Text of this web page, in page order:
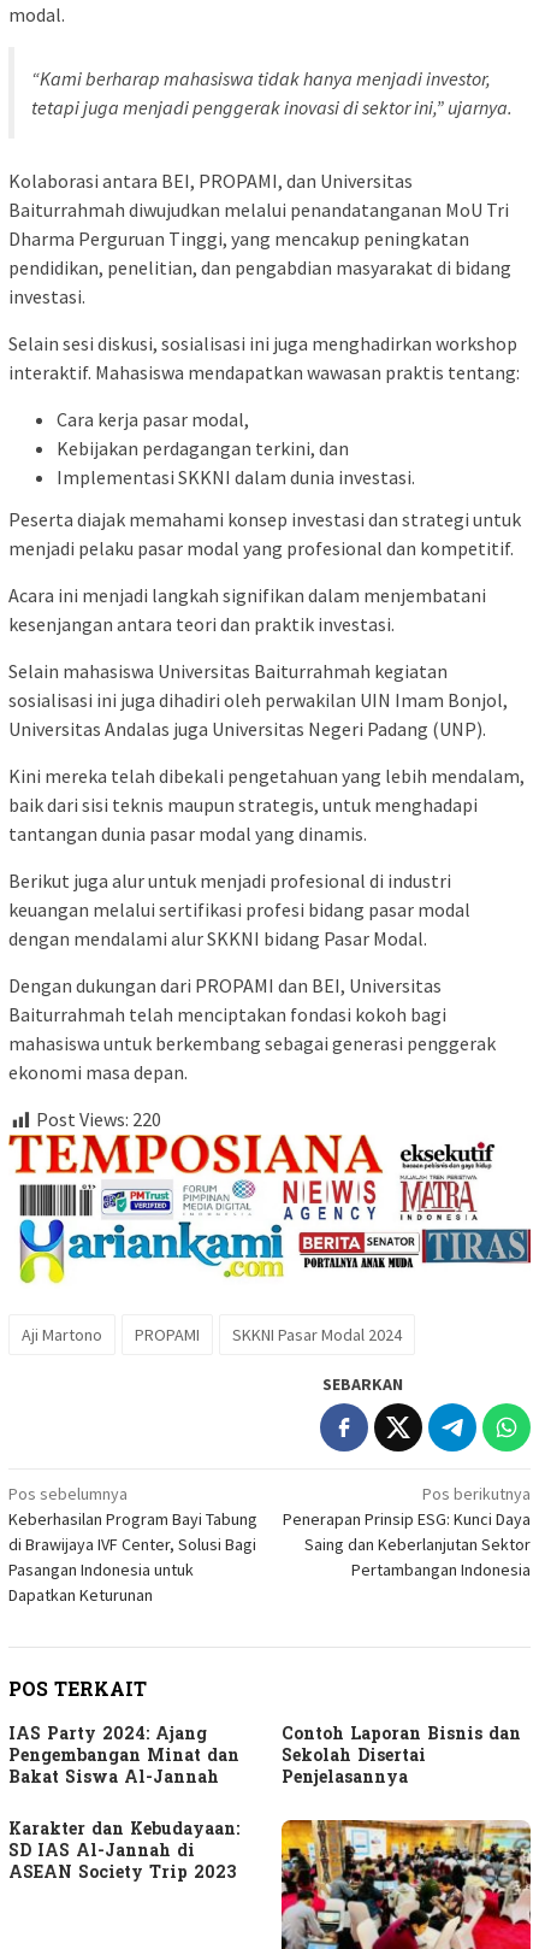
modal.
“Kami berharap mahasiswa tidak hanya menjadi investor,
tetapi juga menjadi penggerak inovasi di sektor ini,” ujarnya.
Kolaborasi antara BEI, PROPAMI, dan Universitas
Baiturrahmah diwujudkan melalui penandatanganan MoU Tri
Dharma Perguruan Tinggi, yang mencakup peningkatan
pendidikan, penelitian, dan pengabdian masyarakat di bidang
investasi.
Selain sesi diskusi, sosialisasi ini juga menghadirkan workshop
interaktif. Mahasiswa mendapatkan wawasan praktis tentang:
Cara kerja pasar modal,
Kebijakan perdagangan terkini, dan
Implementasi SKKNI dalam dunia investasi.
Peserta diajak memahami konsep investasi dan strategi untuk
menjadi pelaku pasar modal yang profesional dan kompetitif.
Acara ini menjadi langkah signifikan dalam menjembatani
kesenjangan antara teori dan praktik investasi.
Selain mahasiswa Universitas Baiturrahmah kegiatan
sosialisasi ini juga dihadiri oleh perwakilan UIN Imam Bonjol,
Universitas Andalas juga Universitas Negeri Padang (UNP).
Kini mereka telah dibekali pengetahuan yang lebih mendalam,
baik dari sisi teknis maupun strategis, untuk menghadapi
tantangan dunia pasar modal yang dinamis.
Berikut juga alur untuk menjadi profesional di industri
keuangan melalui sertifikasi profesi bidang pasar modal
dengan mendalami alur SKKNI bidang Pasar Modal.
Dengan dukungan dari PROPAMI dan BEI, Universitas
Baiturrahmah telah menciptakan fondasi kokoh bagi
mahasiswa untuk berkembang sebagai generasi penggerak
ekonomi masa depan.
Post Views: 220
Aji Martono PROPAMI SKKNI Pasar Modal 2024
SEBARKAN
Navigasi
pos
Pos sebelumnya
Keberhasilan Program Bayi Tabung
di Brawijaya IVF Center, Solusi Bagi
Pasangan Indonesia untuk
Dapatkan Keturunan
Pos berikutnya
Penerapan Prinsip ESG: Kunci Daya
Saing dan Keberlanjutan Sektor
Pertambangan Indonesia
POS TERKAIT
IAS Party 2024: Ajang
Pengembangan Minat dan
Bakat Siswa Al-Jannah
Contoh Laporan Bisnis dan
Sekolah Disertai
Penjelasannya
Karakter dan Kebudayaan:
SD IAS Al-Jannah di
ASEAN Society Trip 2023